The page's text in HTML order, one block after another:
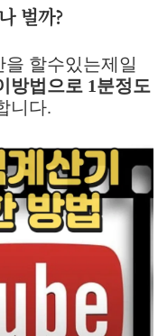
벌까?
할수있는제일
방법으로 1분정도
니다.